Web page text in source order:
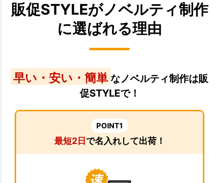
販促STYLEがノベルティ制作
に選ばれる理由
早い・安い・簡単 なノベルティ制作は販
促STYLEで！
POINT1
最短2日 で名入れして出荷！